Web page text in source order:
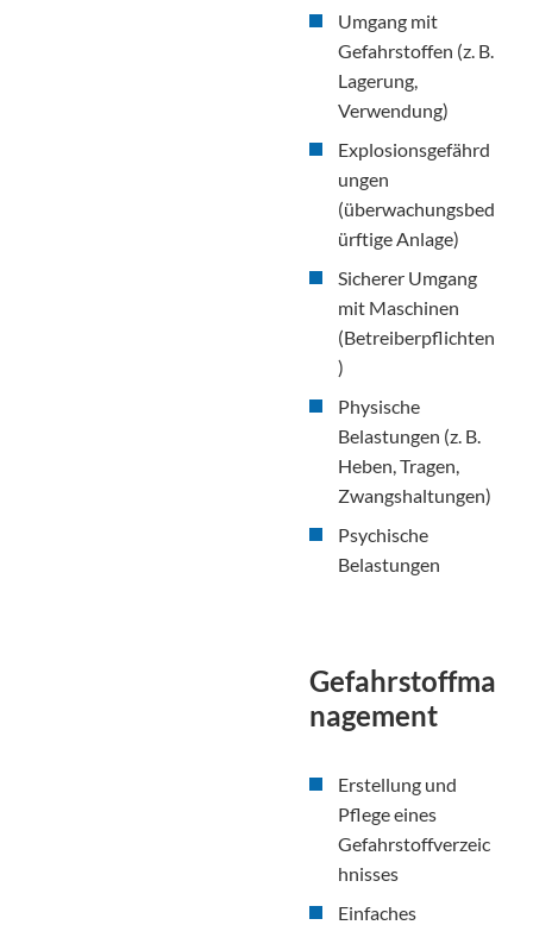
Umgang mit
Gefahrstoffen (z. B.
Lagerung,
Verwendung)
Explosionsgefährd
ungen
(überwachungsbed
ürftige Anlage)
Sicherer Umgang
mit Maschinen
(Betreiberpflichten
)
Physische
Belastungen (z. B.
Heben, Tragen,
Zwangshaltungen)
Psychische
Belastungen
Gefahrstoffma
nagement
Erstellung und
Pflege eines
Gefahrstoffverzeic
hnisses
Einfaches